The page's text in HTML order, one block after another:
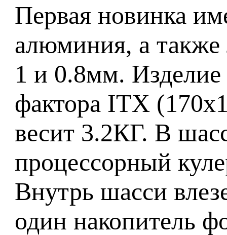
Первая новинка
алюминия, а также
1 и 0.8мм. Изделие
фактора ITX
весит 3.2КГ. В
процессорный
Внутрь шасси
один накопитель